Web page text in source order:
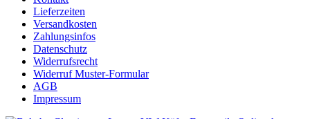
Lieferzeiten
Versandkosten
Zahlungsinfos
Datenschutz
Widerrufsrecht
Widerruf Muster-Formular
AGB
Impressum